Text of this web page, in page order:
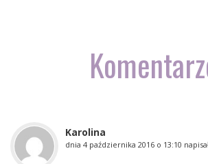
Karolina
dnia 4 października 2016 o 13:10